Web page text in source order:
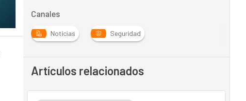
Canales
Noticias Seguridad
Artículos relacionados